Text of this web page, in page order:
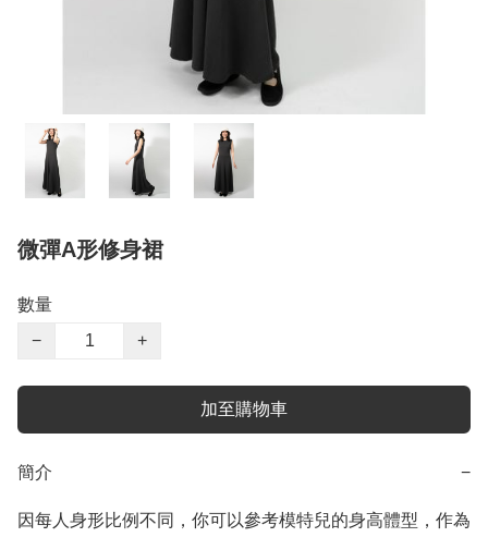
微彈A形修身裙
數量
−
+
加至購物車
簡介 −
因每人身形比例不同，你可以參考模特兒的身高體型，作為